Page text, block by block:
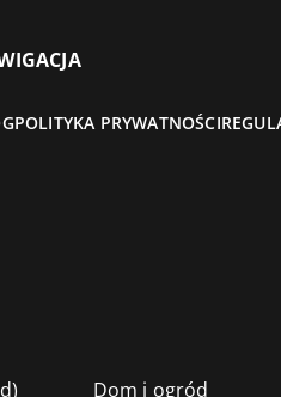
POLITYKA PRYWATNOŚCI
Dom i ogród